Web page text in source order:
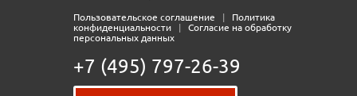
Пользовательское соглашение |
Политика
конфиденциальности
|
Согласие на обработку
персональных данных
+7 (495) 797-26-39